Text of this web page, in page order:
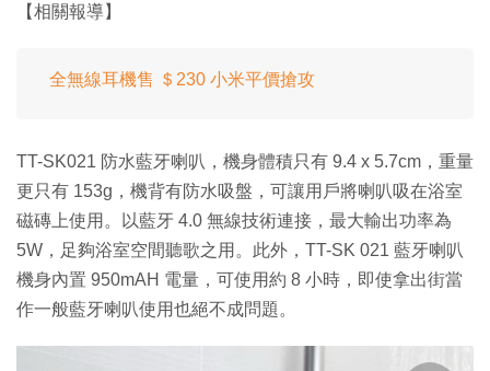
【相關報導】
全無線耳機售 ＄230 小米平價搶攻
TT-SK021 防水藍牙喇叭，機身體積只有 9.4 x 5.7cm，重量
更只有 153g，機背有防水吸盤，可讓用戶將喇叭吸在浴室
磁磚上使用。以藍牙 4.0 無線技術連接，最大輸出功率為
5W，足夠浴室空間聽歌之用。此外，TT-SK 021 藍牙喇叭
機身內置 950mAH 電量，可使用約 8 小時，即使拿出街當
作一般藍牙喇叭使用也絕不成問題。